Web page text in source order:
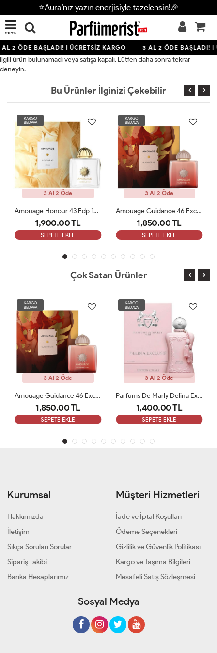
⭐Aura’nız yazın enerjisiyle tazelensin!🎉
menü
2 ÖDE BAŞLADI! | ÜCRETSİZ KARGO 3 AL 2 ÖDE BAŞLADI! |
İlgili ürün bulunamadı veya satışa kapalı. Lütfen daha sonra tekrar
deneyin.
Bu Ürünler İlginizi Çekebilir
KARGO
BEDAVA
3 Al 2 Öde
Amouage Honour 43 Edp 100 ML Kadın Parfüm ARC
1,900.00 TL
SEPETE EKLE
KARGO
BEDAVA
3 Al 2 Öde
Amouage Guidance 46 Exceptional Extrait 100ml Kadın Parfüm ARC
1,850.00 TL
SEPETE EKLE
Çok Satan Ürünler
KARGO
BEDAVA
3 Al 2 Öde
Amouage Guidance 46 Exceptional Extrait 100ml Kadın Parfüm ARC
1,850.00 TL
SEPETE EKLE
KARGO
BEDAVA
3 Al 2 Öde
Parfums De Marly Delina Exclusive EDP Kadın 75ml Parfüm ARC
1,400.00 TL
SEPETE EKLE
Kurumsal
Hakkımızda
İletişim
Sıkça Sorulan Sorular
Sipariş Takibi
Banka Hesaplarımız
Müşteri Hizmetleri
İade ve İptal Koşulları
Ödeme Seçenekleri
Gizlilik ve Güvenlik Politikası
Kargo ve Taşıma Bilgileri
Mesafeli Satış Sözleşmesi
Sosyal Medya